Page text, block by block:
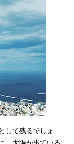
して残るでしょ